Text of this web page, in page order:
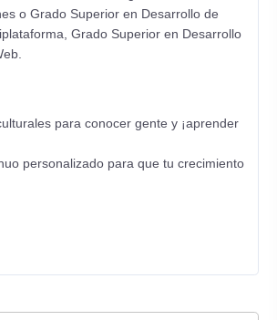
o Grado Superior en Desarrollo de
Grado Superior en Desarrollo
para conocer gente y ¡aprender
personalizado para que tu crecimiento